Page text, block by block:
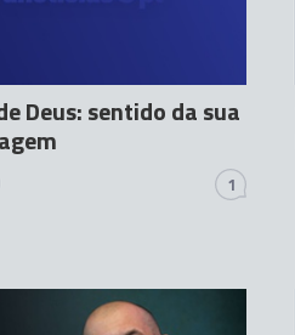
Deus: sentido da sua
1